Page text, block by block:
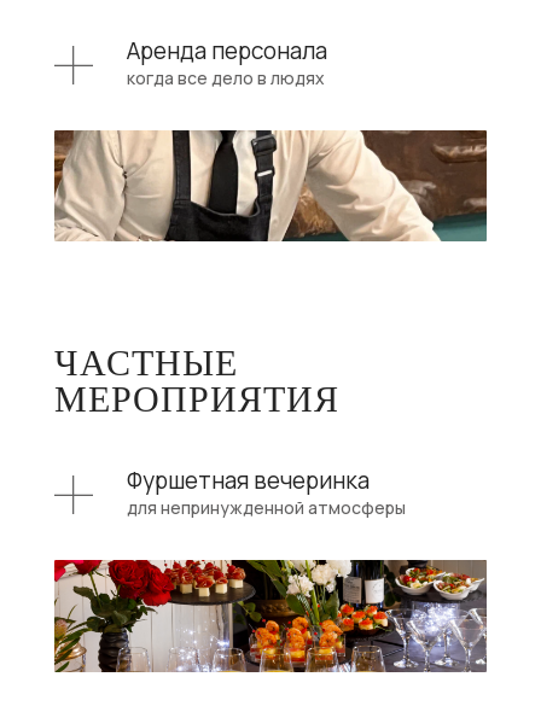
Аренда персонала
когда все дело в людях
ЧАСТНЫЕ
МЕРОПРИЯТИЯ
Фуршетная вечеринка
для непринужденной атмосферы